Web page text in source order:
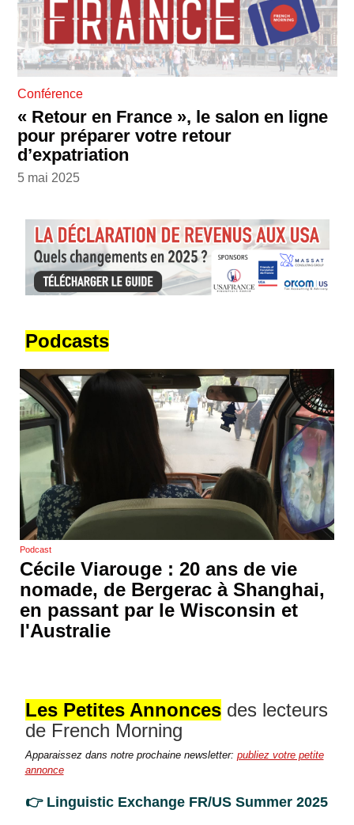
Conférence
« Retour en France », le salon en ligne
pour préparer votre retour
d’expatriation
5 mai 2025
Podcasts
Podcast
Cécile Viarouge : 20 ans de vie
nomade, de Bergerac à Shanghai,
en passant par le Wisconsin et
l'Australie
Les Petites Annoncesdes lecteurs
de French Morning
Apparaissez dans notre prochaine newsletter: publiez votre petite
annonce
👉 Linguistic Exchange FR/US Summer 2025